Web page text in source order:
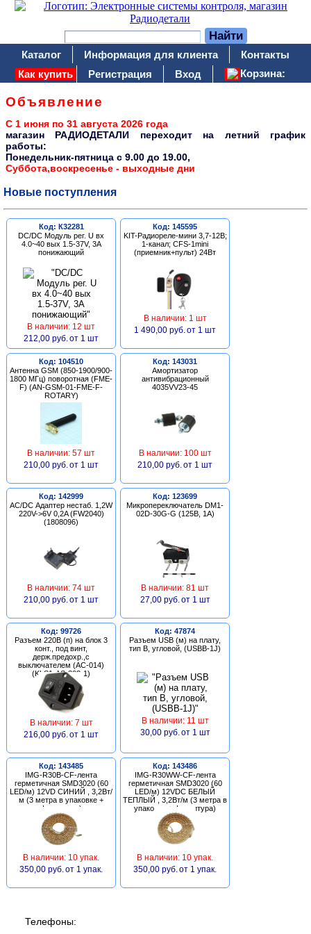
Каталог Информация для клиента
Контакты
Как купить
Регистрация Вход Корзина:
Объявление
С 1 июня по 31 августа 2026 года
магазин РАДИОДЕТАЛИ переходит на летний график
работы:
Понедельник-пятница c 9.00 до 19.00,
Суббота,воскресенье - выходные дни
Новые поступления
Код: К32281
DC/DC Модуль рег. U вх
4.0~40 вых 1.5-37V, 3A
понижающий
В наличии: 12 шт
212,00 руб. от 1 шт
Код: 145595
KIT-Радиореле-мини 3,7-12В;
1-канал; CFS-1mini
(приемник+пульт) 24Вт
В наличии: 1 шт
1 490,00 руб. от 1 шт
Код: 104510
Антенна GSM (850-1900/900-
1800 МГц) поворотная (FME-
F) (AN-GSM-01-FME-F-
ROTARY)
В наличии: 57 шт
210,00 руб. от 1 шт
Код: 143031
Амортизатор
антивибрационный
4035VV23-45
В наличии: 100 шт
210,00 руб. от 1 шт
Код: 142999
AC/DC Адаптер нестаб. 1,2W
220V->6V 0,2A (FW2040)
(1808096)
В наличии: 74 шт
210,00 руб. от 1 шт
Код: 123699
Микропереключатель DM1-
02D-30G-G (125В, 1А)
В наличии: 81 шт
27,00 руб. от 1 шт
Код: 99726
Разъем 220В (п) на блок 3
конт., под винт,
держ.предохр.,с
выключателем (AC-014)
(KLS1-AS-303-1)
В наличии: 7 шт
216,00 руб. от 1 шт
Код: 47874
Разъем USB (м) на плату,
тип В, угловой, (USBB-1J)
В наличии: 11 шт
30,00 руб. от 1 шт
Код: 143485
IMG-R30B-CF-лента
герметичная SMD3020 (60
LED/м) 12VD СИНИЙ , 3,2Вт/
м (3 метра в упаковке +
фурнитура)
В наличии: 10 упак.
350,00 руб. от 1 упак.
Код: 143486
IMG-R30WW-CF-лента
герметичная SMD3020 (60
LED/м) 12VDC БЕЛЫЙ
ТЕПЛЫЙ , 3,2Вт/м (3 метра в
упаковке + фурнитура)
В наличии: 10 упак.
350,00 руб. от 1 упак.
Телефоны: